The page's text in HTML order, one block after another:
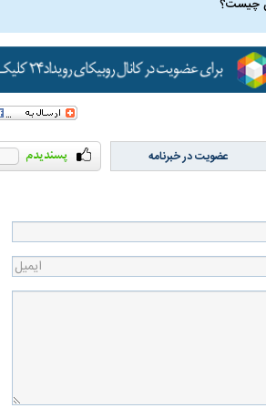
چیست؟
عضویت در خبرنامهباز
معیشت و وضعیت اقتصادی مردم است
تداخل روتین پوستی